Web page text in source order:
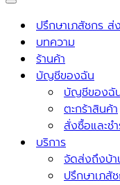
Navigation
Menu ปรึกษาเภสัชกร ส่
บทความ
ร้านค้า
บัญชีของฉัน
บัญชีของฉั
ตะกร้าสินค้า
สั่งซื้อและชำ
บริการ
จัดส่งถึงบ้
ปรึกษาเภสั